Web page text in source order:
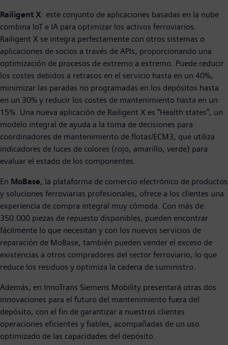
Railigent X: este conjunto de aplicaciones basadas en la nube
combina IoT e IA para optimizar los activos ferroviarios.
Railigent X se integra perfectamente con otros sistemas o
aplicaciones de socios a través de APIs, proporcionando una
optimización de procesos de extremo a extremo. Puede reducir
los costes debidos a retrasos en el servicio hasta en un 40%,
minimizar las paradas no programadas en los depósitos hasta
en un 30% y reducir los costes de mantenimiento hasta en un
15%. Una nueva aplicación de Railigent X es "Health states”, un
modelo integral de ayuda a la toma de decisiones para
coordinadores de mantenimiento de flotas/ECM3, que utiliza
indicadores de luces de colores (rojo, amarillo, verde) para
evaluar el estado de los componentes.
En MoBase, la plataforma de comercio electrónico de productos
y soluciones ferroviarias profesionales, ofrece a los clientes una
experiencia de compra integral muy cómoda. Con más de
350.000 piezas de repuesto disponibles, pueden encontrar
fácilmente lo que necesitan y con los nuevos servicios de
reparación de MoBase, también pueden vender el exceso de
existencias a otros compradores del sector ferroviario, lo que
reduce los residuos y optimiza la cadena de suministro.
Además, en InnoTrans Siemens Mobility presentará otras dos
innovaciones para el futuro del mantenimiento fuera del
depósito, con el fin de garantizar a nuestros clientes
operaciones eficientes y fiables, acompañadas de un uso
optimizado de las capacidades del depósito.